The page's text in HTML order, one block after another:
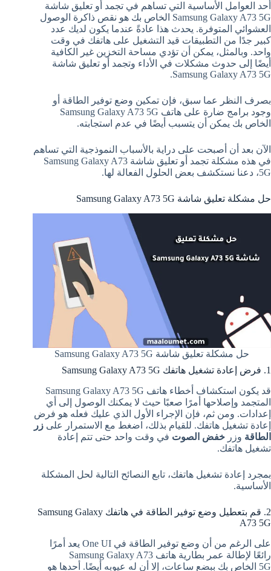
أحد العوامل الأساسية التي تساهم في تجمد أو تعليق شاشة
Samsung Galaxy A73 5G الخاص بك هو نقص ذاكرة الوصول
العشوائي المتوفرة. يحدث هذا عادةً عندما يكون لديك عدد
كبير جدًا من التطبيقات قيد التشغيل على هاتفك في وقت
واحد. وبالمثل، يمكن أن تؤدي مساحة التخزين غير الكافية
أيضًا إلى حدوث مشكلات في الأداء وتجمد أو تعليق شاشة
Samsung Galaxy A73 5G.
بصرف النظر عما سبق، فإن تمكين وضع توفير الطاقة أو
وجود برامج ضارة على هاتف Samsung Galaxy A73 5G
الخاص بك يمكن أن يتسبب أيضًا في عدم استجابته.
الآن بعد أن أصبحت على دراية بالأسباب النموذجية التي تساهم
في هذه مشكلة تجمد أو تعليق شاشة Samsung Galaxy A73
5G، دعنا نستكشف بعض الحلول الفعالة لها.
حل مشكلة تعليق شاشة Samsung Galaxy A73 5G
حل مشكلة تعليق شاشة Samsung Galaxy A73 5G
1. فرض إعادة تشغيل هاتفك Samsung Galaxy A73 5G
قد يكون استكشاف أخطاء هاتف Samsung Galaxy A73 5G
المتجمد وإصلاحها أمرًا صعبًا حيث لا يمكنك الوصول إلى أي
إعدادات. ومن ثم، فإن الإجراء الأول الذي عليك فعله هو فرض
إعادة تشغيل هاتفك. للقيام بذلك، اضغط مع الاستمرار على زر
الطاقة وزر خفض الصوت في وقت واحد حتى تتم إعادة
تشغيل هاتفك.
بمجرد إعادة تشغيل هاتفك، تابع النصائح التالية لحل المشكلة
الأساسية.
2. قم بتعطيل وضع توفير الطاقة في هاتفك Samsung Galaxy
A73 5G
على الرغم من أن وضع توفير الطاقة في One UI يعد أمرًا
رائعًا لإطالة عمر بطارية هاتف Samsung Galaxy A73
5G الخاص بك ببضع ساعات، إلا أن له عيوبه أيضًا. أحدها هو